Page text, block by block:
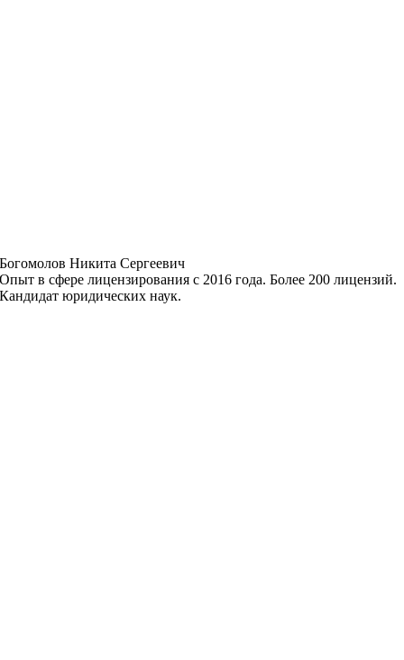
Богомолов Никита Сергеевич
Опыт в сфере лицензирования с 2016 года. Более 200 лицензий.
Кандидат юридических наук.